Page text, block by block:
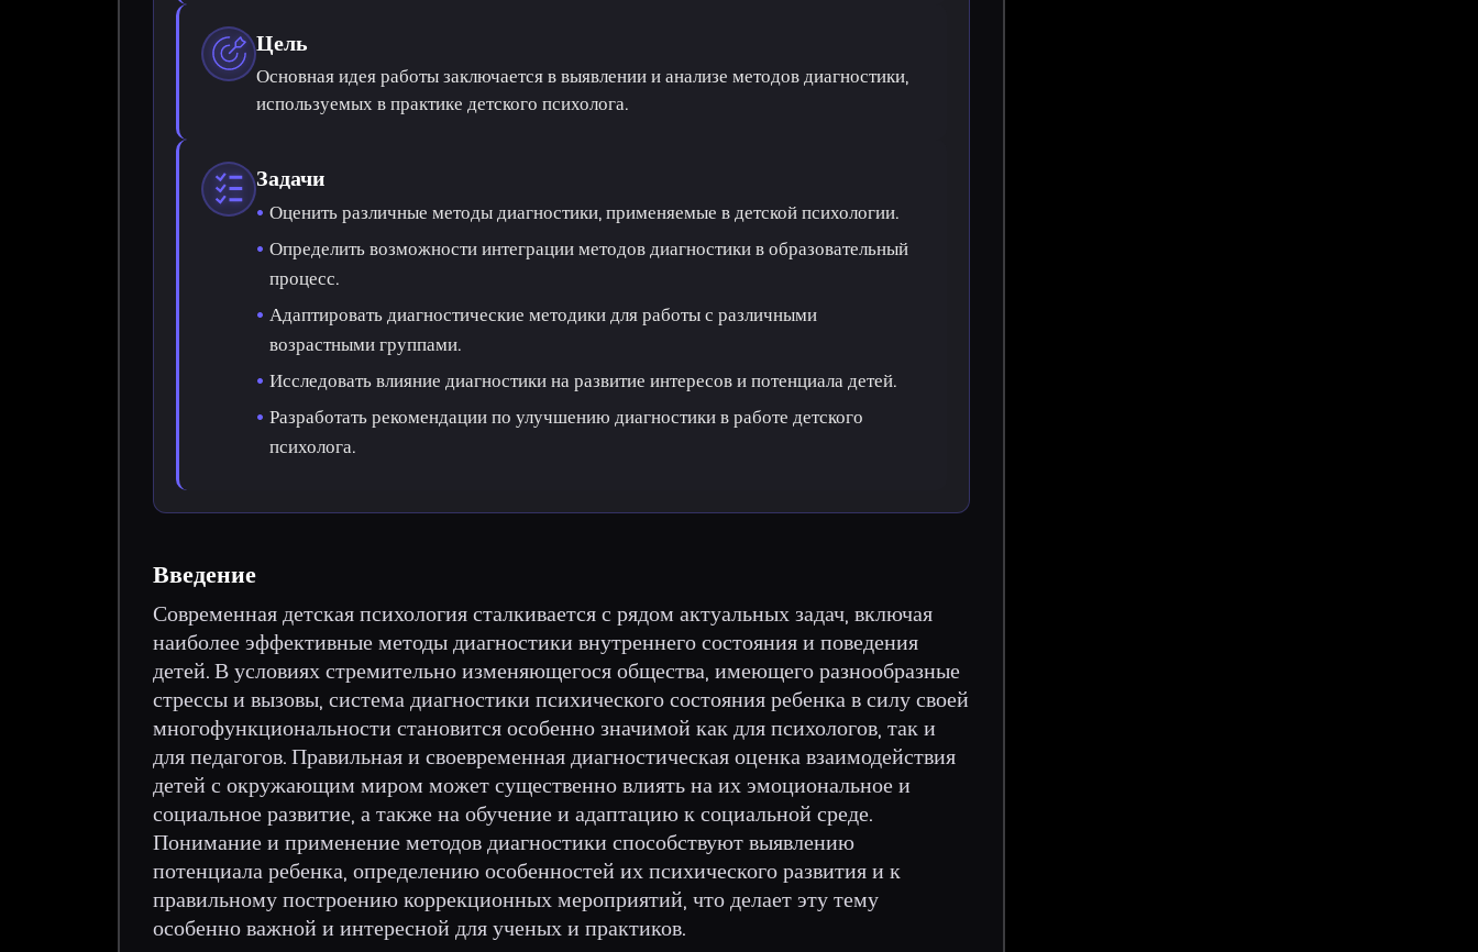
Цель
Основная идея работы заключается в выявлении и анализе методов диагностики,
используемых в практике детского психолога.
Задачи
Оценить различные методы диагностики, применяемые в детской психологии.
Определить возможности интеграции методов диагностики в образовательный
процесс.
Адаптировать диагностические методики для работы с различными
возрастными группами.
Исследовать влияние диагностики на развитие интересов и потенциала детей.
Разработать рекомендации по улучшению диагностики в работе детского
психолога.
Введение
Современная детская психология сталкивается с рядом актуальных задач, включая
наиболее эффективные методы диагностики внутреннего состояния и поведения
детей. В условиях стремительно изменяющегося общества, имеющего разнообразные
стрессы и вызовы, система диагностики психического состояния ребенка в силу своей
многофункциональности становится особенно значимой как для психологов, так и
для педагогов. Правильная и своевременная диагностическая оценка взаимодействия
детей с окружающим миром может существенно влиять на их эмоциональное и
социальное развитие, а также на обучение и адаптацию к социальной среде.
Понимание и применение методов диагностики способствуют выявлению
потенциала ребенка, определению особенностей их психического развития и к
правильному построению коррекционных мероприятий, что делает эту тему
особенно важной и интересной для ученых и практиков.